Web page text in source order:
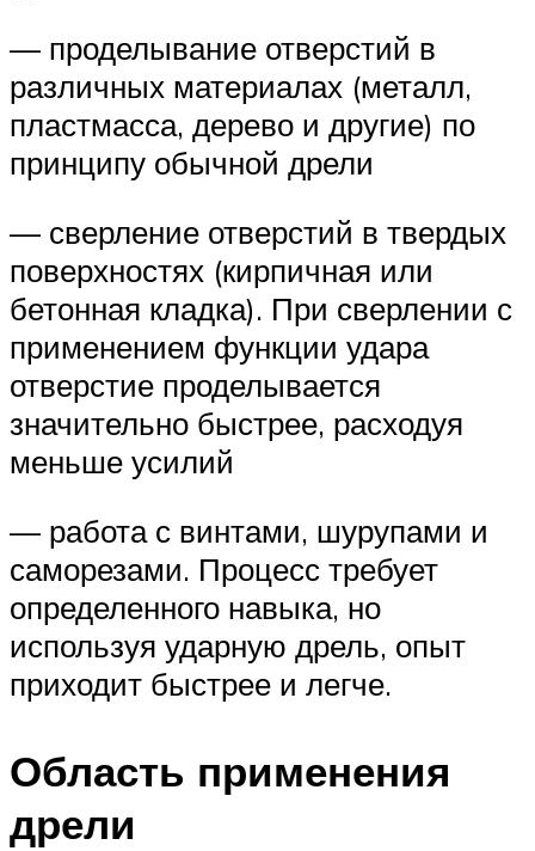
— проделывание отверстий в
различных материалах (металл,
пластмасса, дерево и другие) по
принципу обычной дрели
— сверление отверстий в твердых
поверхностях (кирпичная или
бетонная кладка). При сверлении с
применением функции удара
отверстие проделывается
значительно быстрее, расходуя
меньше усилий
— работа с винтами, шурупами и
саморезами. Процесс требует
определенного навыка, но
используя ударную дрель, опыт
приходит быстрее и легче.
Область применения
дрели